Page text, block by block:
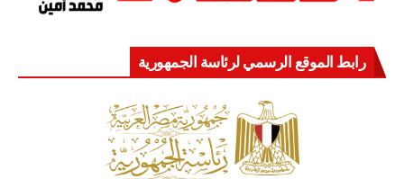
رابط الموقع الرسمي لرئاسة الجمهورية